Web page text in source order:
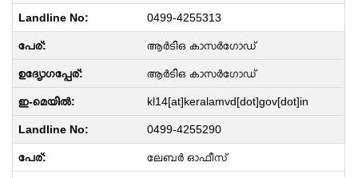
0499-4255313
ആർടിഒ കാസർഗോഡ്
ആർടിഒ കാസർഗോഡ്
kl14[at]keralamvd[dot]gov[dot]in
0499-4255290
ലേബർ ഓഫീസ്